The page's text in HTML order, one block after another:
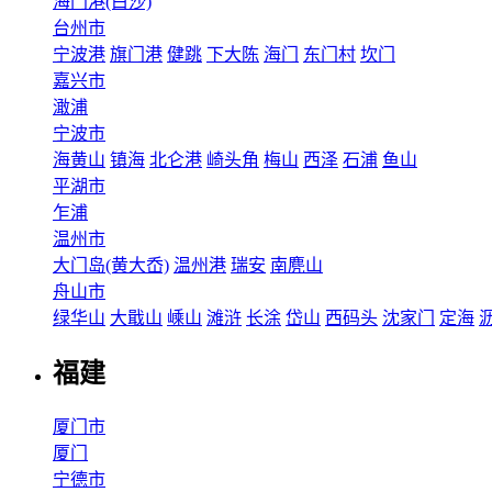
台州市
宁波港 旗门港 健跳 下大陈 海门 东门村 坎门
嘉兴市
澉浦
宁波市
海黄山 镇海 北仑港 崎头角 梅山 西泽 石浦 鱼山
平湖市
乍浦
温州市
大门岛(黄大岙) 温州港 瑞安 南麂山
舟山市
绿华山 大戢山 嵊山 滩浒 长涂 岱山 西码头 沈家门 定海
福建
厦门市
厦门
宁德市